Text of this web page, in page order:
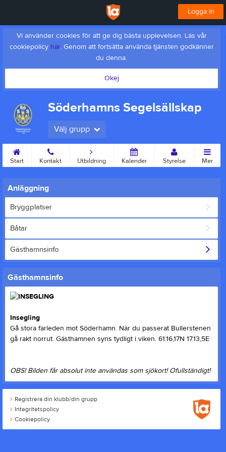
Logga in
Vi använder cookies för att ge dig bästa upplevelsen. Läs vår
cookiepolicy här. Genom att fortsätta använda tjänsten godkänner
du denna.
Okej
Söderhamns Segelsällskap
Välj grupp
Start Kontakt Utbildning Kalender Styrelse Mer
Anläggning
Bryggplatser
Båtar
Gästhamnsinfo
Gästhamnsinfo
Insegling
Gå stora farleden mot Söderhamn. När du passerat Bullerstenen
gå rakt norrut. Gästhamnen syns tydligt i viken. 61.16,17N 17.13,5E
OBS! Bilden får absolut inte användas som sjökort! Ofullständigt!
Registrera din klubb/din grupp
Integritetspolicy
Cookiepolicy